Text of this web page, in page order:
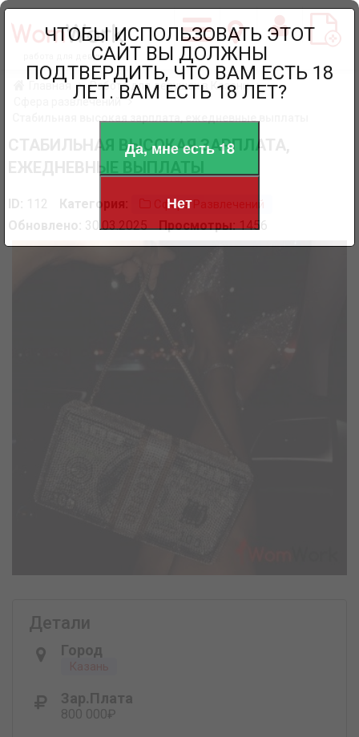
работа для девушек
Главная
Работа для девушек в Казани
Сфера развлечений
СТАБИЛЬНАЯ ВЫСОКАЯ ЗАРПЛАТА,
ID: 112 Категория: Сфера Развлечений
Обновлено: 30.03.2025 Просмотры:1456
Детали
Город
Казань
Зар.плата
800 000₽
ЧТОБЫ ИСПОЛЬЗОВАТЬ ЭТОТ
САЙТ ВЫ ДОЛЖНЫ
ПОДТВЕРДИТЬ, ЧТО ВАМ ЕСТЬ 18
ЛЕТ. ВАМ ЕСТЬ 18 ЛЕТ?
Да, мне есть 18
Нет